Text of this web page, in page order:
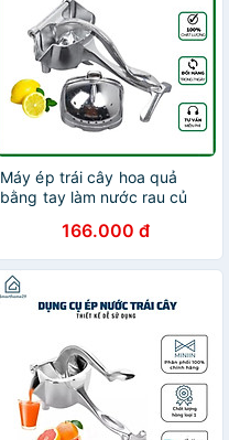
Máy ép trái cây hoa quả
bằng tay làm nước rau củ
cầm tay nhỏ gọn tiện dụng
166.000 đ